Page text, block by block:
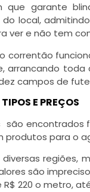
garante
local,
ver e não tem
correntão
arrancando
campos de
E PREÇOS
são
produtos para o
regiões,
são
220 o metro,